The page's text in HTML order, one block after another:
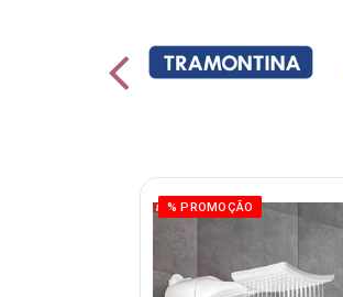
% PROMOÇÃO